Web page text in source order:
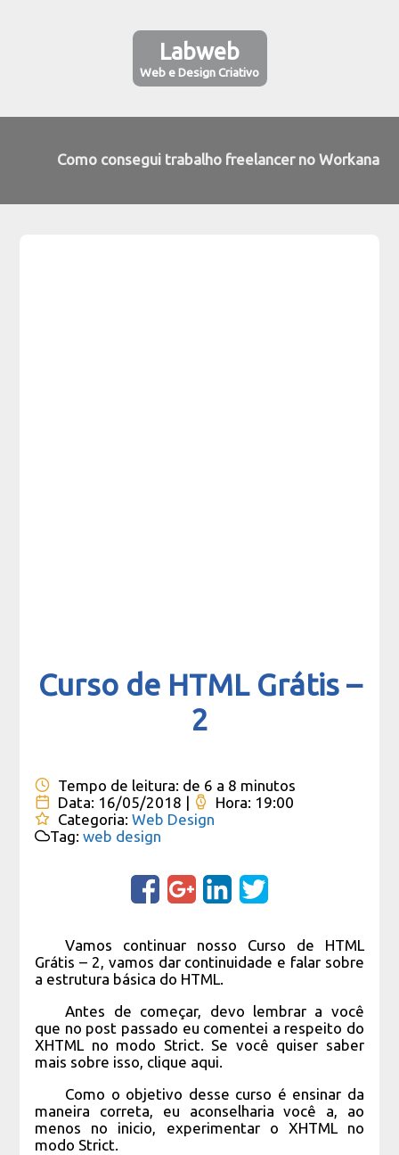
Labweb
Web e Design Criativo
Como consegui trabalho freelancer no Workana
Curso de HTML Grátis –
2
Tempo de leitura: de 6 a 8 minutos
Data: 16/05/2018 | Hora: 19:00
Categoria: Web Design
Tag:web design
Vamos continuar nosso Curso de HTML
Grátis – 2, vamos dar continuidade e falar sobre
a estrutura básica do HTML.
Antes de começar, devo lembrar a você
que no post passado eu comentei a respeito do
XHTML no modo Strict. Se você quiser saber
mais sobre isso, clique aqui.
Como o objetivo desse curso é ensinar da
maneira correta, eu aconselharia você a, ao
menos no inicio, experimentar o XHTML no
modo Strict.